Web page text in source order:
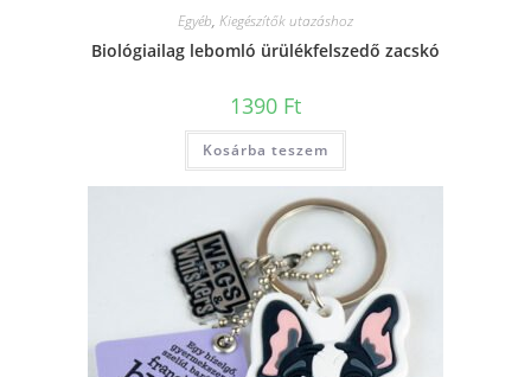
Egyéb, Kiegészítők utazáshoz
Biológiailag lebomló ürülékfelszedő zacskó
1390 Ft
Kosárba teszem